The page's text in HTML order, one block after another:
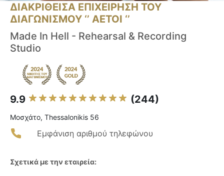
ΔΙΑΚΡΙΘΕΙΣΑ ΕΠΙΧΕΙΡΗΣΗ ΤΟΥ
ΔΙΑΓΩΝΙΣΜΟΥ ‘’ ΑΕΤΟΙ ‘’
Made In Hell - Rehearsal & Recording
Studio
9.9 (244)
Μοσχάτο, Thessalonikis 56
Εμφάνιση αριθμού τηλεφώνου
Σχετικά με την εταιρεία: